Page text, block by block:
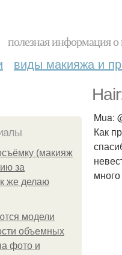
полезная информация о
виды макияжа и
(макияж
за
же делаю
модели
объемных
фото и
Mua:
Как